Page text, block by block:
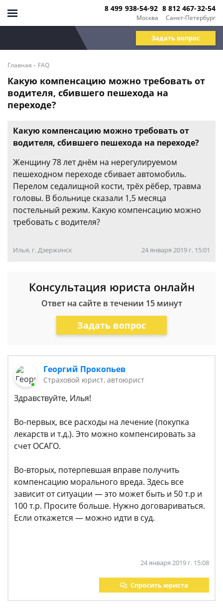
Москва
8 499 938-54-92
Санкт-Петербург
8 812 467-32-54
Задать вопрос
Главная - FAQ
Какую компенсацию можно требовать от
водителя, сбившего пешехода на
переходе?
Какую компенсацию можно требовать от
водителя, сбившего пешехода на переходе?
Женщину 78 лет днём на нерегулируемом
пешеходном переходе сбивает автомобиль.
Перелом седалищной кости, трёх рёбер, травма
головы. В больнице сказали 1,5 месяца
постельный режим. Какую компенсацию можно
требовать с водителя?
Илья, г. Дзержинск 24 января 2019 г. 15:01
Консультация юриста онлайн
Ответ на сайте в течении 15 минут
Задать вопрос
Георгий Прокопьев
Страховой юрист, автоюрист
Здравствуйте, Илья!
Во-первых, все расходы на лечение (покупка
лекарств и т.д.). Это можно компенсировать за
счет ОСАГО.
Во-вторых, потерпевшая вправе получить
компенсацию морального вреда. Здесь все
зависит от ситуации — это может быть и 50 т.р и
100 т.р. Просите больше. Нужно договариваться.
Если откажется — можно идти в суд.
24 января 2019 г. 15:08
Спросить юриста